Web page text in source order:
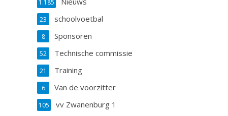
1.185
schoolvoetbal
23
Sponsoren
8
Technische commissie
52
Training
21
Van de voorzitter
6
vv Zwanenburg 1
105